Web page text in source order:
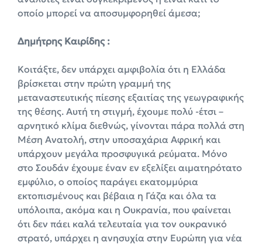
οποίο μπορεί να αποσυμφορηθεί άμεσα;
Δημήτρης Καιρίδης :
Κοιτάξτε, δεν υπάρχει αμφιβολία ότι η Ελλάδα
βρίσκεται στην πρώτη γραμμή της
μεταναστευτικής πίεσης εξαιτίας της γεωγραφικής
της θέσης. Αυτή τη στιγμή, έχουμε πολύ -έτσι –
αρνητικό κλίμα διεθνώς, γίνονται πάρα πολλά στη
Μέση Ανατολή, στην υποσαχάρια Αφρική και
υπάρχουν μεγάλα προσφυγικά ρεύματα. Μόνο
στο Σουδάν έχουμε έναν εν εξελίξει αιματηρότατο
εμφύλιο, ο οποίος παράγει εκατομμύρια
εκτοπισμένους και βέβαια η Γάζα και όλα τα
υπόλοιπα, ακόμα και η Ουκρανία, που φαίνεται
ότι δεν πάει καλά τελευταία για τον ουκρανικό
στρατό, υπάρχει η ανησυχία στην Ευρώπη για νέα